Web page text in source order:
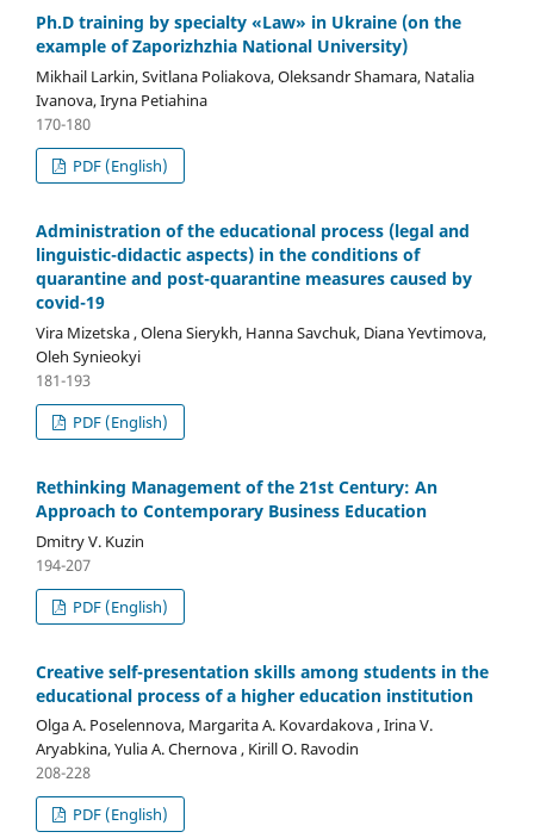
Ph.D training by specialty «Law» in Ukraine (on the
example of Zaporizhzhia National University)
Mikhail Larkin, Svitlana Poliakova, Oleksandr Shamara, Natalia
Ivanova, Iryna Petiahina
170-180
PDF (English)
Administration of the educational process (legal and
linguistic-didactic aspects) in the conditions of
quarantine and post-quarantine measures caused by
covid-19
Vira Mizetska , Olena Sierykh, Hanna Savchuk, Diana Yevtimova,
Oleh Synieokyi
181-193
PDF (English)
Rethinking Management of the 21st Century: Аn
Approach to Contemporary Business Education
Dmitry V. Kuzin
194-207
PDF (English)
Creative self-presentation skills among students in the
educational process of a higher education institution
Olga A. Poselennova, Margarita A. Kovardakova , Irina V.
Aryabkina, Yulia A. Chernova , Kirill O. Ravodin
208-228
PDF (English)